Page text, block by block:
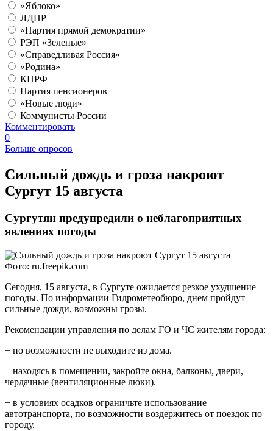
«Яблоко»
ЛДПР
«Партия прямой демократии»
РЭП «Зеленые»
«Справедливая Россия»
«Родина»
КПРФ
Партия пенсионеров
«Новые люди»
Коммунисты России
Комментировать
0
Больше опросов
​Сильный дождь и гроза накроют
Сургут 15 августа
Сургутян предупредили о неблагоприятных
явлениях погоды
Фото: ru.freepik.com
Сегодня, 15 августа, в Сургуте ожидается резкое ухудшение
погоды. По информации Гидрометеобюро, днем пройдут
сильные дожди, возможны грозы.
Рекомендации управления по делам ГО и ЧС жителям города:
− по возможности не выходите из дома.
− находясь в помещении, закройте окна, балконы, двери,
чердачные (вентиляционные люки).
− в условиях осадков ограничьте использование
автотранспорта, по возможности воздержитесь от поездок по
городу.